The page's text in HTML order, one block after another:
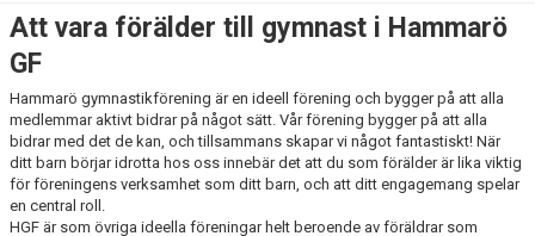
Att vara förälder till gymnast i Hammarö
GF
Hammarö gymnastikförening är en ideell förening och bygger på att alla
medlemmar aktivt bidrar på något sätt. Vår förening bygger på att alla
bidrar med det de kan, och tillsammans skapar vi något fantastiskt! När
ditt barn börjar idrotta hos oss innebär det att du som förälder är lika viktig
för föreningens verksamhet som ditt barn, och att ditt engagemang spelar
en central roll.
HGF är som övriga ideella föreningar helt beroende av föräldrar som